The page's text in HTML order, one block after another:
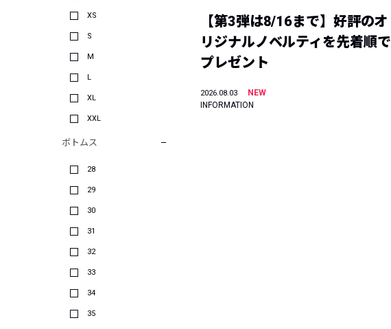
XS
S
M
L
XL
XXL
ボトムス
28
29
30
31
32
33
34
35
【第3弾は8/16まで】好評のオ
リジナルノベルティを先着順で
プレゼント
2026.08.03
NEW
INFORMATION